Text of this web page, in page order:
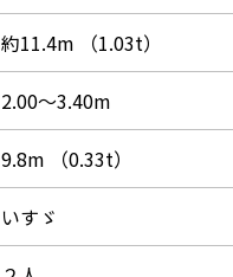
約11.4m （1.03t）
2.00～3.40m
9.8m （0.33t）
いすゞ